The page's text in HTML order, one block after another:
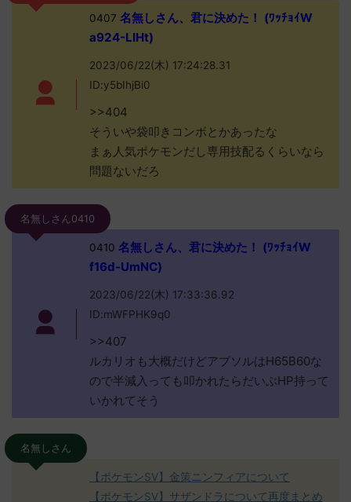
0407 名無しさん、君に決めた！ (ﾜｯﾁｮｲW
a924-LIHt)
2023/06/22(木) 17:24:28.31
ID:y5bIhjBi0
>>404
そういや袋叩きコンボとかあったな
まぁ人気ポケモンだし専用技配るくらいなら
問題ないだろ
名無しさん0410
0410 名無しさん、君に決めた！ (ﾜｯﾁｮｲW
f16d-UmNC)
2023/06/22(木) 17:33:36.92
ID:mWFPHK9q0
>>407
ルカリオも大概だけどアブソルはH65B60な
ので半減入っても叩かれたらだいぶHP持って
いかれてそう
名無しさん
【ポケモンSV】金策ニンフィアについて
【ポケモンSV】サザンドラについて再度まとめ